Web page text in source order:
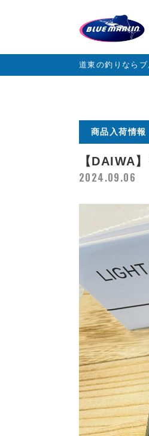
道東の釣りなら
商品入荷情報
【DAIWA
2024.09.06